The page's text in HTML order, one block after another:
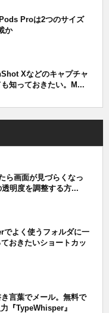
Proは2つのサイズ
か
Xなどのキャプチャ
知っておきたい。M...
ら画面が見づらくなっ
明度を調整する方...
でよく使うフォルダに一
おきたいショートカッ
言葉でメール。無料で
『TypeWhisper』